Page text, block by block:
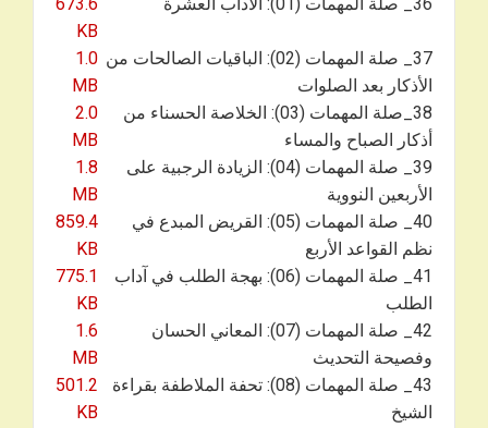
KB
37_ صلة المهمات (02): الباقيات الصالحات من
الأذكار بعد الصلوات
1.0
MB
38_صلة المهمات (03): الخلاصة الحسناء من
أذكار الصباح والمساء
2.0
MB
39_ صلة المهمات (04): الزيادة الرجبية على
الأربعين النووية
1.8
MB
40_ صلة المهمات (05): القريض المبدع في
نظم القواعد الأربع
859.4
KB
41_ صلة المهمات (06): بهجة الطلب في آداب
الطلب
775.1
KB
42_ صلة المهمات (07): المعاني الحسان
وفصيحة التحديث
1.6
MB
43_ صلة المهمات (08): تحفة الملاطفة بقراءة
الشيخ
501.2
KB